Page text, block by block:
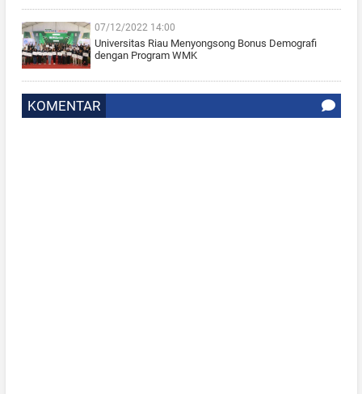
07/12/2022 14:00
Universitas Riau Menyongsong Bonus Demografi
dengan Program WMK
KOMENTAR